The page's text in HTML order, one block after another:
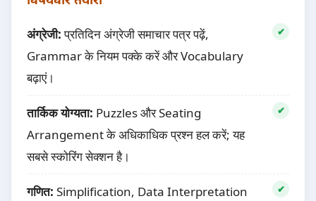
अंग्रेजी:प्रतिदिन अंग्रेजी समाचार पत्र पढ़ें,
Grammar के नियम पक्के करें और Vocabulary
बढ़ाएं।
तार्किक योग्यता: Puzzles और Seating
Arrangement के अधिकाधिक प्रश्न हल करें; यह
सबसे स्कोरिंग सेक्शन है।
गणित: Simplification, Data Interpretation